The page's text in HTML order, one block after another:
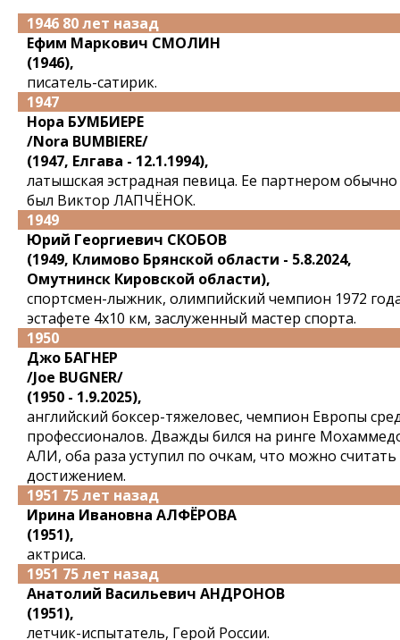
1946 80 лет назад
Ефим Маркович СМОЛИН
(1946),
писатель-сатирик.
1947
Нора БУМБИЕРЕ
/Nora BUMBIERE/
(1947, Елгава - 12.1.1994),
латышская эстрадная певица. Ее партнером обычно
был Виктор ЛАПЧЁНОК.
1949
Юрий Георгиевич СКОБОВ
(1949, Климово Брянской области - 5.8.2024,
Омутнинск Кировской области),
спортсмен-лыжник, олимпийский чемпион 1972
эстафете 4x10 км, заслуженный мастер спорта.
1950
Джо БАГНЕР
/Joe BUGNER/
(1950 - 1.9.2025),
английский боксер-тяжеловес, чемпион Европы
профессионалов. Дважды бился на ринге
АЛИ, оба раза уступил по очкам, что можно считать
достижением.
1951 75 лет назад
Ирина Ивановна АЛФЁРОВА
(1951),
актриса.
1951 75 лет назад
Анатолий Васильевич АНДРОНОВ
(1951),
летчик-испытатель, Герой России.